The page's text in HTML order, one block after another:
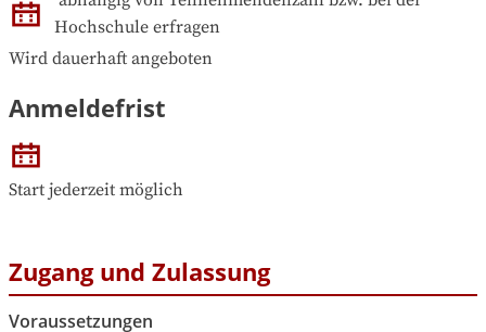
Hochschule erfragen
Wird dauerhaft angeboten
Anmeldefrist
Start jederzeit möglich
Zugang und Zulassung
Voraussetzungen